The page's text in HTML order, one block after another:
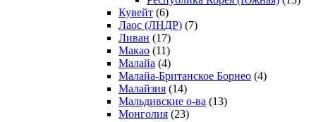
Кувейт (6)
Лаос (ЛНДР) (7)
Ливан (17)
Макао (11)
Малайа (4)
Малайа-Британское Борнео (4)
Малайзия (14)
Мальдивские о-ва (13)
Монголия (23)